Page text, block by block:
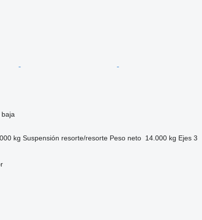
kg Suspensión resorte/resorte Peso neto 14.000 kg Ejes 3